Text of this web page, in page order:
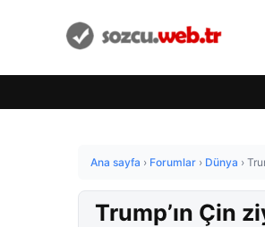
Ana sayfa › Forumlar › Dünya ›
Trump’ın Çin